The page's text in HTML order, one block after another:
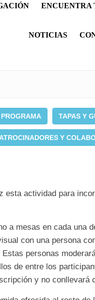
ENCUENTRA
NOTICIAS
PROGRAMA TAPAS Y
Y
esta actividad para
a mesas en cada
con una persona
personas
de entre los
y no conllevará